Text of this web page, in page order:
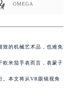
OMEGA
致的机械艺术品，也难免
欧米茄手表而言，表蒙子
。本文将从VR眼镜视角